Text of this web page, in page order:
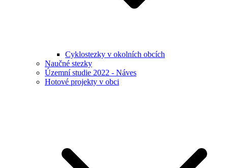
Cyklostezky v okolních obcích
Naučné stezky
Územní studie 2022 - Náves
Hotové projekty v obci